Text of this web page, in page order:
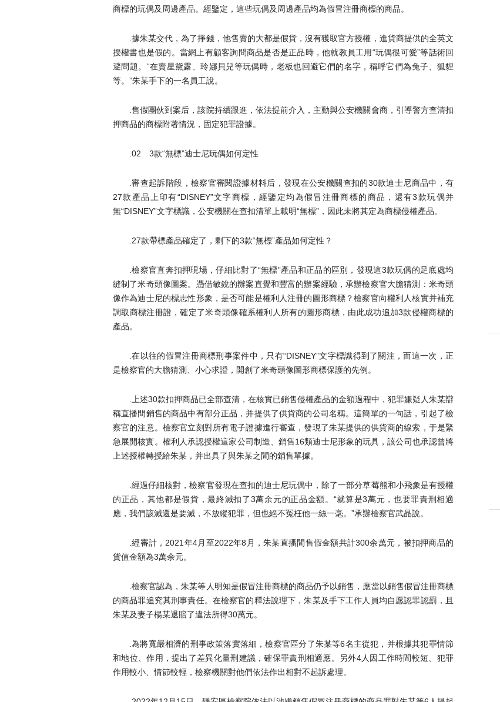
商標的玩偶及周邊產品。經鑒定，這些玩偶及周邊產品均為假冒注冊商標的商品。
.據朱某交代，為了掙錢，他售賣的大都是假貨，沒有獲取官方授權，進貨商提供的全英文
授權書也是假的。當網上有顧客詢問商品是否是正品時，他就教員工用“玩偶很可愛”等話術回
避問題。“在賣星黛露、玲娜貝兒等玩偶時，老板也回避它們的名字，稱呼它們為兔子、狐貍
等。”朱某手下的一名員工說。
.售假團伙到案后，該院持續跟進，依法提前介入，主動與公安機關會商，引導警方查清扣
押商品的商標附著情況，固定犯罪證據。
.02 3款“無標”迪士尼玩偶如何定性
.審查起訴階段，檢察官審閱證據材料后，發現在公安機關查扣的30款迪士尼商品中，有
27款產品上印有“DISNEY”文字商標，經鑒定均為假冒注冊商標的商品，還有3款玩偶并
無“DISNEY”文字標識，公安機關在查扣清單上載明“無標”，因此未將其定為商標侵權產品。
.27款帶標產品確定了，剩下的3款“無標”產品如何定性？
.檢察官直奔扣押現場，仔細比對了“無標”產品和正品的區別，發現這3款玩偶的足底處均
縫制了米奇頭像圖案。憑借敏銳的辦案直覺和豐富的辦案經驗，承辦檢察官大膽猜測：米奇頭
像作為迪士尼的標志性形象，是否可能是權利人注冊的圖形商標？檢察官向權利人核實并補充
調取商標注冊證，確定了米奇頭像確系權利人所有的圖形商標，由此成功追加3款侵權商標的
產品。
.在以往的假冒注冊商標刑事案件中，只有“DISNEY”文字標識得到了關注，而這一次，正
是檢察官的大膽猜測、小心求證，開創了米奇頭像圖形商標保護的先例。
.上述30款扣押商品已全部查清，在核實已銷售侵權產品的金額過程中，犯罪嫌疑人朱某辯
稱直播間銷售的商品中有部分正品，并提供了供貨商的公司名稱。這簡單的一句話，引起了檢
察官的注意。檢察官立刻對所有電子證據進行審查，發現了朱某提供的供貨商的線索，于是緊
急展開核實。權利人承認授權這家公司制造、銷售16類迪士尼形象的玩具，該公司也承認曾將
上述授權轉授給朱某，并出具了與朱某之間的銷售單據。
.經過仔細核對，檢察官發現在查扣的迪士尼玩偶中，除了一部分草莓熊和小飛象是有授權
的正品，其他都是假貨，最終減扣了3萬余元的正品金額。“就算是3萬元，也要罪責刑相適
應，我們該減還是要減，不放縱犯罪，但也絕不冤枉他一絲一毫。”承辦檢察官武晶說。
.經審計，2021年4月至2022年8月，朱某直播間售假金額共計300余萬元，被扣押商品的
貨值金額為3萬余元。
.檢察官認為，朱某等人明知是假冒注冊商標的商品仍予以銷售，應當以銷售假冒注冊商標
的商品罪追究其刑事責任。在檢察官的釋法說理下，朱某及手下工作人員均自愿認罪認罰，且
朱某及妻子楊某退賠了違法所得30萬元。
.為將寬嚴相濟的刑事政策落實落細，檢察官區分了朱某等6名主從犯，并根據其犯罪情節
和地位、作用，提出了差異化量刑建議，確保罪責刑相適應。另外4人因工作時間較短、犯罪
作用較小、情節較輕，檢察機關對他們依法作出相對不起訴處理。